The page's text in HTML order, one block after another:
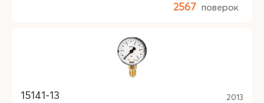
2567 поверок
15141-13 2013